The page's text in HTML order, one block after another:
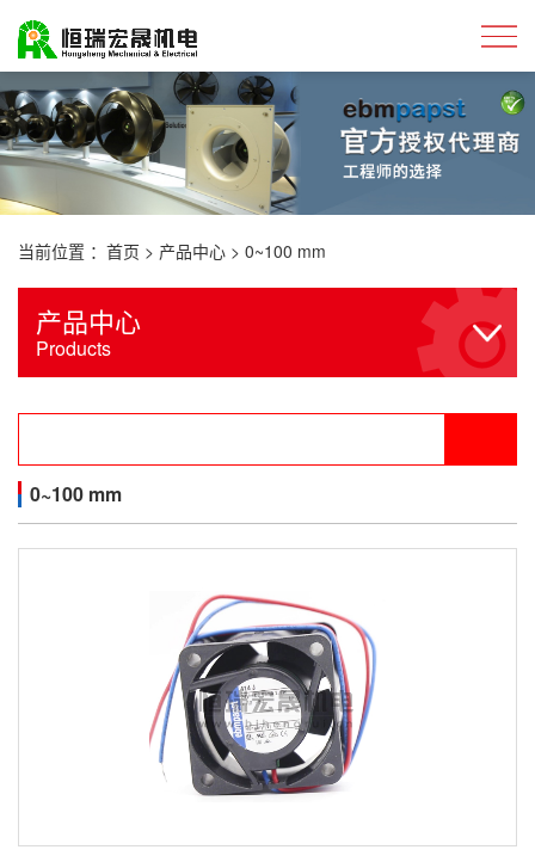
当前位置 ： 首页 > 产品中心 > 0~100 mm
产品中心
Products
0~100 mm